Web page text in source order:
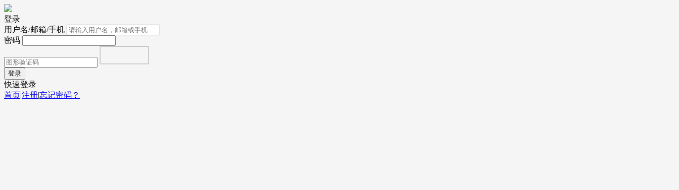
登录
用户名/邮箱/手机
密码
登录
快速登录
首页|注册|忘记密码？